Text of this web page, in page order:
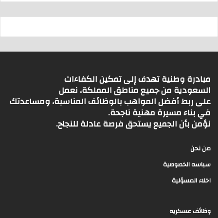
مبادرة وطنية تهدف إلى تمكين الكفاءات
السعودية من جميع مناطق المملكة، نعمل
على ربط أفضل المواهب بالوظائف المناسبة، ومساعدتك
في بناء مسيرة مهنية ناجحة.
نؤمن بأن الجميع يستحق فرصة عادلة للنجاح.
من نحن
سياسه الخصوصية
اخلاء المسؤلية
وظائف عسكريه